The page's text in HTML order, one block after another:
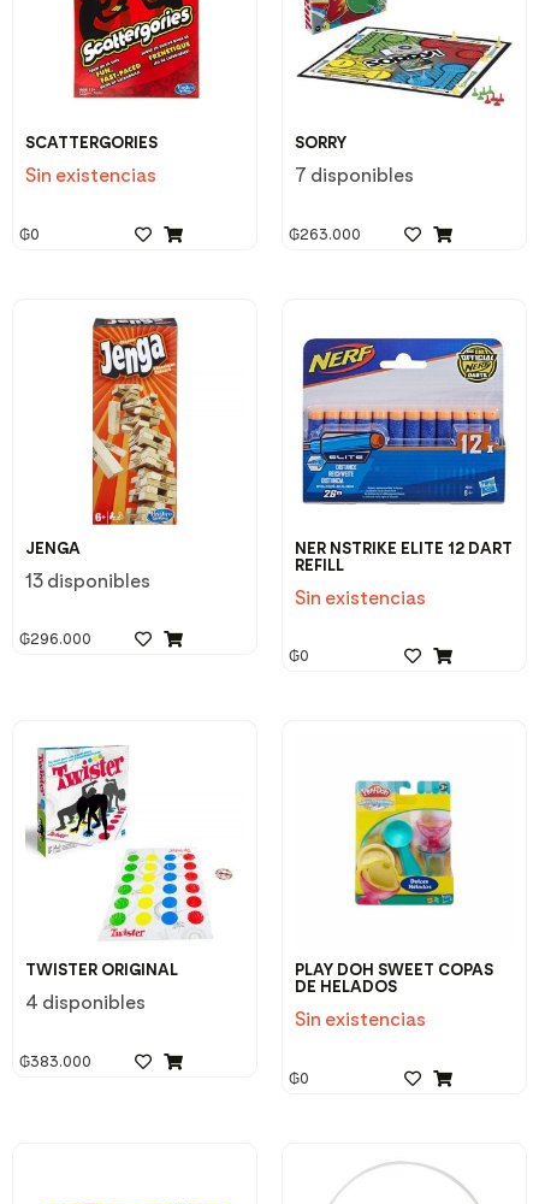
SCATTERGORIES
Sin existencias
₲0
SORRY
7 disponibles
₲263.000
JENGA
13 disponibles
₲296.000
NER NSTRIKE ELITE 12 DART
REFILL
Sin existencias
₲0
TWISTER ORIGINAL
4 disponibles
₲383.000
PLAY DOH SWEET COPAS
DE HELADOS
Sin existencias
₲0